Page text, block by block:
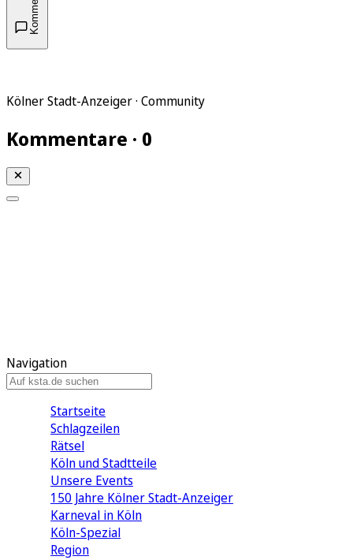
Kölner Stadt-Anzeiger · Community
Kommentare · 0
Navigation
Startseite
Schlagzeilen
Rätsel
Köln und Stadtteile
Unsere Events
150 Jahre Kölner Stadt-Anzeiger
Karneval in Köln
Köln-Spezial
Region